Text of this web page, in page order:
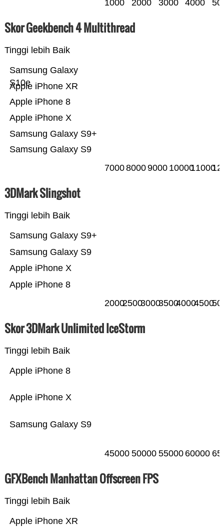
1000 2000 3000 4000
Skor Geekbench 4 Multithread
Tinggi lebih Baik
Samsung Galaxy S9
Samsung Galaxy S9+
Apple iPhone X
Apple iPhone 8
Apple iPhone XR
Samsung Galaxy
S10e
700080009000 1000011000
3DMark Slingshot
Tinggi lebih Baik
Apple iPhone 8
Apple iPhone X
Samsung Galaxy S9
Samsung Galaxy S9+
200025003000350040004500
Skor 3DMark Unlimited IceStorm
Tinggi lebih Baik
Samsung Galaxy S9
Apple iPhone X
Apple iPhone 8
45000 50000 55000 60000
GFXBench Manhattan Offscreen FPS
Tinggi lebih Baik
Apple iPhone XR